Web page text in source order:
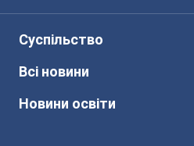
Суспільство
Всі новини
Новини освіти